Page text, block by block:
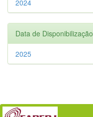
2024
Data de Disponibilização
2025